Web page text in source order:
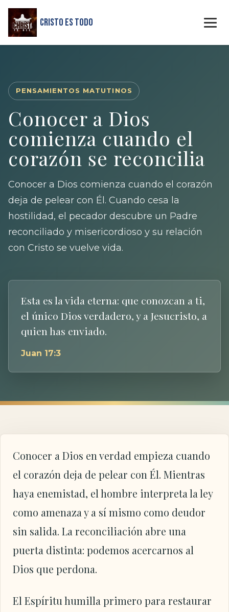
Cristo Es Todo
PENSAMIENTOS MATUTINOS
Conocer a Dios
comienza cuando el
corazón se reconcilia
Conocer a Dios comienza cuando el corazón
deja de pelear con Él. Cuando cesa la
hostilidad, el pecador descubre un Padre
reconciliado y misericordioso y su relación
con Cristo se vuelve vida.
Esta es la vida eterna: que conozcan a ti,
el único Dios verdadero, y a Jesucristo, a
quien has enviado.
Juan 17:3
Conocer a Dios en verdad empieza cuando
el corazón deja de pelear con Él. Mientras
haya enemistad, el hombre interpreta la ley
como amenaza y a sí mismo como deudor
sin salida. La reconciliación abre una
puerta distinta: podemos acercarnos al
Dios que perdona.
El Espíritu humilla primero para restaurar